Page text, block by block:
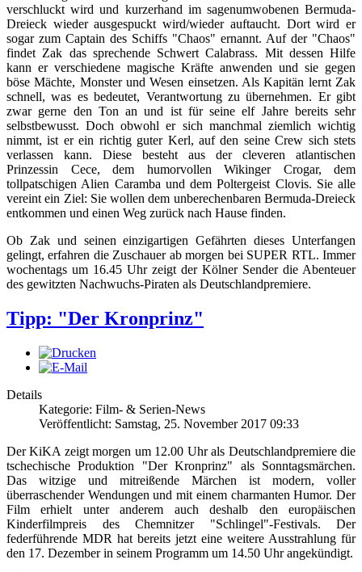
verschluckt wird und kurzerhand im sagenumwobenen Bermuda-
Dreieck wieder ausgespuckt wird/wieder auftaucht. Dort wird er
sogar zum Captain des Schiffs "Chaos" ernannt. Auf der "Chaos"
findet Zak das sprechende Schwert Calabrass. Mit dessen Hilfe
kann er verschiedene magische Kräfte anwenden und sie gegen
böse Mächte, Monster und Wesen einsetzen. Als Kapitän lernt Zak
schnell, was es bedeutet, Verantwortung zu übernehmen. Er gibt
zwar gerne den Ton an und ist für seine elf Jahre bereits sehr
selbstbewusst. Doch obwohl er sich manchmal ziemlich wichtig
nimmt, ist er ein richtig guter Kerl, auf den seine Crew sich stets
verlassen kann. Diese besteht aus der cleveren atlantischen
Prinzessin Cece, dem humorvollen Wikinger Crogar, dem
tollpatschigen Alien Caramba und dem Poltergeist Clovis. Sie alle
vereint ein Ziel: Sie wollen dem unberechenbaren Bermuda-Dreieck
entkommen und einen Weg zurück nach Hause finden.
Ob Zak und seinen einzigartigen Gefährten dieses Unterfangen
gelingt, erfahren die Zuschauer ab morgen bei SUPER RTL. Immer
wochentags um 16.45 Uhr zeigt der Kölner Sender die Abenteuer
des gewitzten Nachwuchs-Piraten als Deutschlandpremiere.
Tipp: "Der Kronprinz"
Details
Kategorie: Film- & Serien-News
Veröffentlicht: Samstag, 25. November 2017 09:33
Der KiKA zeigt morgen um 12.00 Uhr als Deutschlandpremiere die
tschechische Produktion "Der Kronprinz" als Sonntagsmärchen.
Das witzige und mitreißende Märchen ist modern, voller
überraschender Wendungen und mit einem charmanten Humor. Der
Film erhielt unter anderem auch deshalb den europäischen
Kinderfilmpreis des Chemnitzer "Schlingel"-Festivals. Der
federführende MDR hat bereits jetzt eine weitere Ausstrahlung für
den 17. Dezember in seinem Programm um 14.50 Uhr angekündigt.